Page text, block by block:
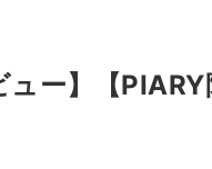
ー】 【